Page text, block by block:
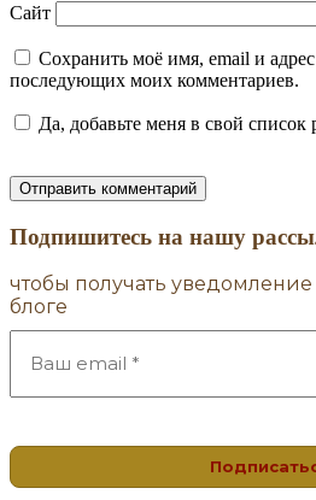
Сайт
Сохранить моё имя, email и адрес
последующих моих комментариев.
Да, добавьте меня в свой список
Подпишитесь на нашу
чтобы получать уведомление
блоге